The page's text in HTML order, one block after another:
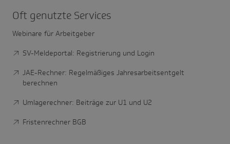
Oft genutzte Services
Webinare für Arbeitgeber
SV-Meldeportal: Registrierung und Login
JAE-Rechner: Regelmäßiges Jahresarbeitsentgelt
berechnen
Umlagerechner: Beiträge zur U1 und U2
Fristenrechner BGB